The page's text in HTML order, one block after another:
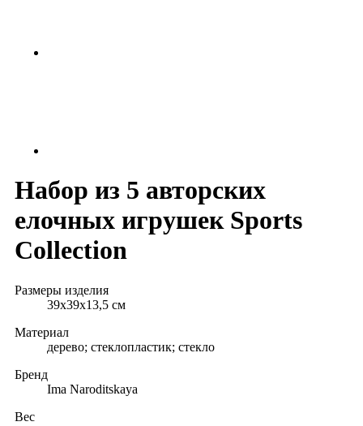
Набор из 5 авторских
елочных игрушек Sports
Collection
Размеры изделия
39x39x13,5 см
Материал
дерево; стеклопластик; стекло
Бренд
Ima Naroditskaya
Вес